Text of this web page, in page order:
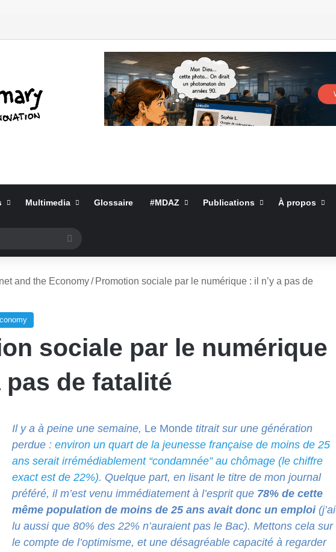
Multimedia Glossaire #MDAZ Publications À propos
and the Economy/ Promotion sociale par le numérique : il n’y a pas de
sociale par le numérique
pas de fatalité
Il y a à peine une semaine, Le Mondetitrait sur une génération
perdue : environ un quart de la jeunesse française de moins de 25
ans serait irrémédiablement “condamnée” au chômage (le chiffre
exact est de 22%). Quelque part, en lisant le titre de mon journal
préféré, il m’est venu immédiatement à l’esprit que 78% de cette
même population de moins de 25 ans avait donc un emploi (j’ai
lu aussi que 80% des 22% n’auraient pas le Bac). Mettons cela sur
le compte de l’optimisme, et une désagréable capacité à regarder